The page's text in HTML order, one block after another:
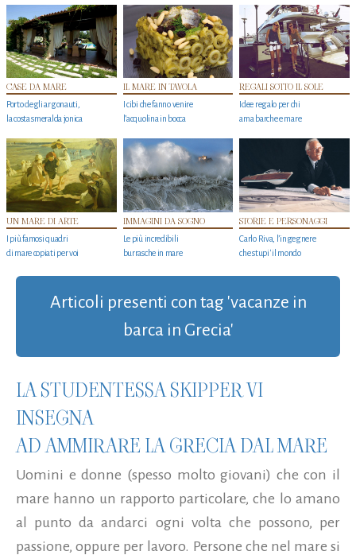
CASE DA MARE
Porto degli argonauti,
la costa smeralda jonica
IL MARE IN TAVOLA
I cibi che fanno venire
l’acquolina in bocca
REGALI SOTTO IL SOLE
Idee regalo per chi
ama barche e mare
UN MARE DI ARTE
I più famosi quadri
di mare copiati per voi
IMMAGINI DA SOGNO
Le più incredibili
burrasche in mare
STORIE E PERSONAGGI
Carlo Riva, l’ingegnere
che stupi' il mondo
Articoli presenti con tag 'vacanze in
barca in Grecia'
LA STUDENTESSA SKIPPER VI
INSEGNA
AD AMMIRARE LA GRECIA DAL MARE
Uomini e donne (spesso molto giovani) che con il
mare hanno un rapporto particolare, che lo amano
al punto da andarci ogni volta che possono, per
passione, oppure per lavoro. Persone che nel mare si